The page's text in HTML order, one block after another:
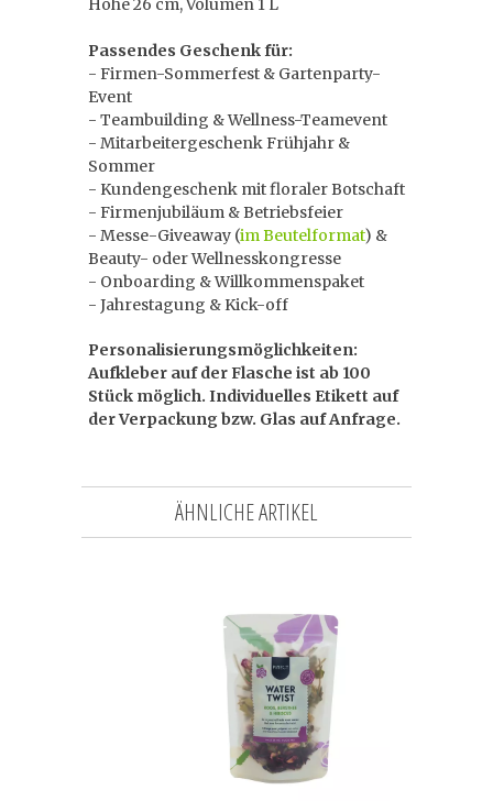
Höhe 26 cm, Volumen 1 L
Passendes Geschenk für:
- Firmen-Sommerfest & Gartenparty-
Event
- Teambuilding & Wellness-Teamevent
- Mitarbeitergeschenk Frühjahr &
Sommer
- Kundengeschenk mit floraler Botschaft
- Firmenjubiläum & Betriebsfeier
- Messe-Giveaway (im Beutelformat) &
Beauty- oder Wellnesskongresse
- Onboarding & Willkommenspaket
- Jahrestagung & Kick-off
Personalisierungsmöglichkeiten:
Aufkleber auf der Flasche ist ab 100
Stück möglich. Individuelles Etikett auf
der Verpackung bzw. Glas auf Anfrage.
ÄHNLICHE ARTIKEL